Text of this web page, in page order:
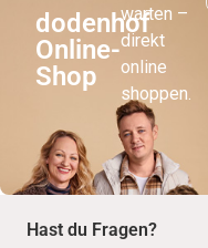
dodenhof
Online-
Shop
warten –
direkt
online
shoppen.
Hast du Fragen?